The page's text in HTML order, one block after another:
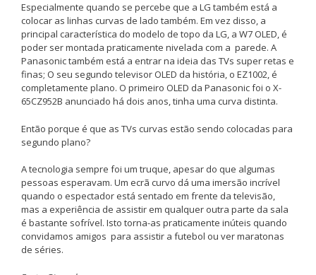
Especialmente quando se percebe que a LG também está a
colocar as linhas curvas de lado também. Em vez disso, a
principal característica do modelo de topo da LG, a W7 OLED, é
poder ser montada praticamente nivelada com a parede. A
Panasonic também está a entrar na ideia das TVs super retas e
finas; O seu segundo televisor OLED da história, o EZ1002, é
completamente plano. O primeiro OLED da Panasonic foi o X-
65CZ952B anunciado há dois anos, tinha uma curva distinta.
Então porque é que as TVs curvas estão sendo colocadas para
segundo plano?
A tecnologia sempre foi um truque, apesar do que algumas
pessoas esperavam. Um ecrã curvo dá uma imersão incrível
quando o espectador está sentado em frente da televisão,
mas a experiência de assistir em qualquer outra parte da sala
é bastante sofrível. Isto torna-as praticamente inúteis quando
convidamos amigos para assistir a futebol ou ver maratonas
de séries.